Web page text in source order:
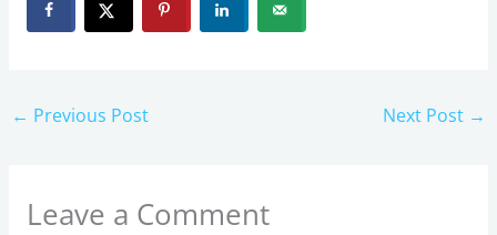
← Previous Post Next Post →
Leave a Comment